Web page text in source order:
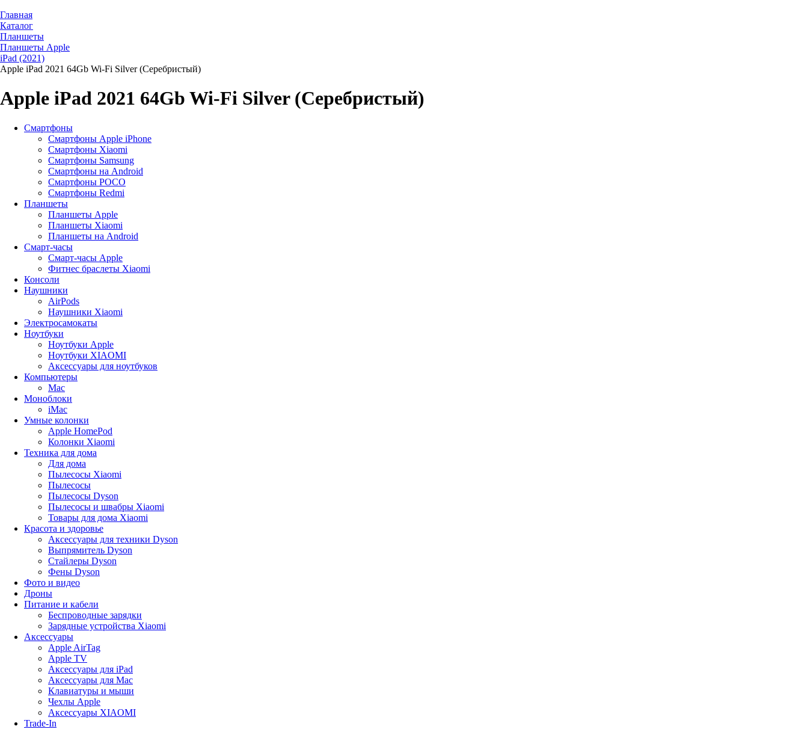
Главная
Каталог
Планшеты
Планшеты Apple
iPad (2021)
Apple iPad 2021 64Gb Wi-Fi Silver (Серебристый)
Apple iPad 2021 64Gb Wi-Fi Silver (Серебристый)
Смартфоны
Смартфоны Apple iPhone
Смартфоны Хiaomi
Смартфоны Samsung
Смартфоны на Android
Смартфоны POCO
Смартфоны Redmi
Планшеты
Планшеты Apple
Планшеты Xiaomi
Планшеты на Android
Смарт-часы
Смарт-часы Apple
Фитнес браслеты Xiaomi
Консоли
Наушники
AirPods
Наушники Xiaomi
Электросамокаты
Ноутбуки
Ноутбуки Apple
Ноутбуки XIAOMI
Аксессуары для ноутбуков
Компьютеры
Mac
Моноблоки
iMac
Умные колонки
Apple HomePod
Колонки Xiaomi
Техника для дома
Для дома
Пылесосы Xiaomi
Пылесосы
Пылесосы Dyson
Пылесосы и швабры Xiaomi
Товары для дома Xiaomi
Красота и здоровье
Аксессуары для техники Dyson
Выпрямитель Dyson
Стайлеры Dyson
Фены Dyson
Фото и видео
Дроны
Питание и кабели
Беспроводные зарядки
Зарядные устройства Xiaomi
Аксессуары
Apple AirTag
Apple TV
Аксессуары для iPad
Аксессуары для Mac
Клавиатуры и мыши
Чехлы Apple
Аксессуары XIAOMI
Trade-In